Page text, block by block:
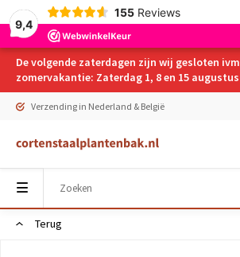
9,4
155 Reviews
De volgende zaterdagen zijn wij gesloten ivm
zomervakantie: Zaterdag 1, 8 en 15 augustus
Verzending in Nederland & België
Terug